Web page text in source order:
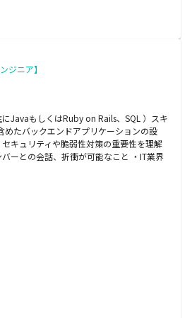
ジニア】
JavaもしくはRuby on Rails、SQL ）スキ
めたバックエンドアプリケーションの設
キュリティや脆弱性対策の重要性を理解
ーとの会話、折衝が可能なこと ・IT業界